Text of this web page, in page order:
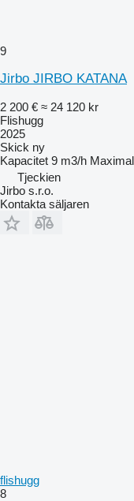
9
Jirbo JIRBO KATANA
2 200 € ≈ 24 120 kr
Flishugg
2025
Skick ny
Kapacitet 9 m3/h
Tjeckien
Jirbo s.r.o.
Kontakta säljaren
flishugg
8